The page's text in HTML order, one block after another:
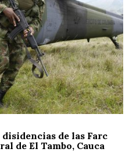
de las Farc
de El Tambo, Cauca